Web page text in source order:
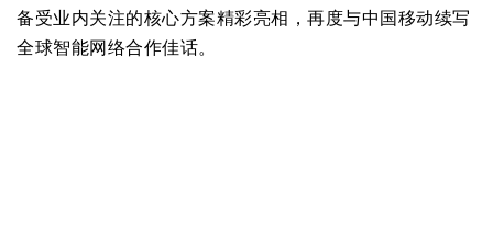
备受业内关注的核心方案精彩亮相，再度与中国移动续写
全球智能网络合作佳话。